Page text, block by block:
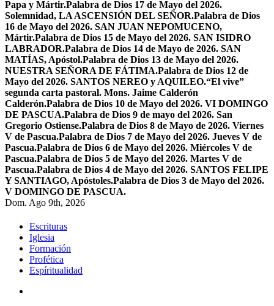
Papa y Mártir.Palabra de Dios 17 de Mayo del 2026.
Solemnidad, LA ASCENSIÓN DEL SEÑOR.Palabra de Dios
16 de Mayo del 2026. SAN JUAN NEPOMUCENO,
Mártir.Palabra de Dios 15 de Mayo del 2026. SAN ISIDRO
LABRADOR.Palabra de Dios 14 de Mayo de 2026. SAN
MATÍAS, Apóstol.Palabra de Dios 13 de Mayo del 2026.
NUESTRA SEÑORA DE FÁTIMA.Palabra de Dios 12 de
Mayo del 2026. SANTOS NEREO y AQUILEO.“El vive”
segunda carta pastoral. Mons. Jaime Calderón
Calderón.Palabra de Dios 10 de Mayo del 2026. VI DOMINGO
DE PASCUA.Palabra de Dios 9 de mayo del 2026. San
Gregorio Ostiense.Palabra de Dios 8 de Mayo de 2026. Viernes
V de Pascua.Palabra de Dios 7 de Mayo del 2026. Jueves V de
Pascua.Palabra de Dios 6 de Mayo del 2026. Miércoles V de
Pascua.Palabra de Dios 5 de Mayo del 2026. Martes V de
Pascua.Palabra de Dios 4 de Mayo del 2026. SANTOS FELIPE
Y SANTIAGO, Apóstoles.Palabra de Dios 3 de Mayo del 2026.
V DOMINGO DE PASCUA.
Dom. Ago 9th, 2026
Escrituras
Iglesia
Formación
Profética
Espíritualidad